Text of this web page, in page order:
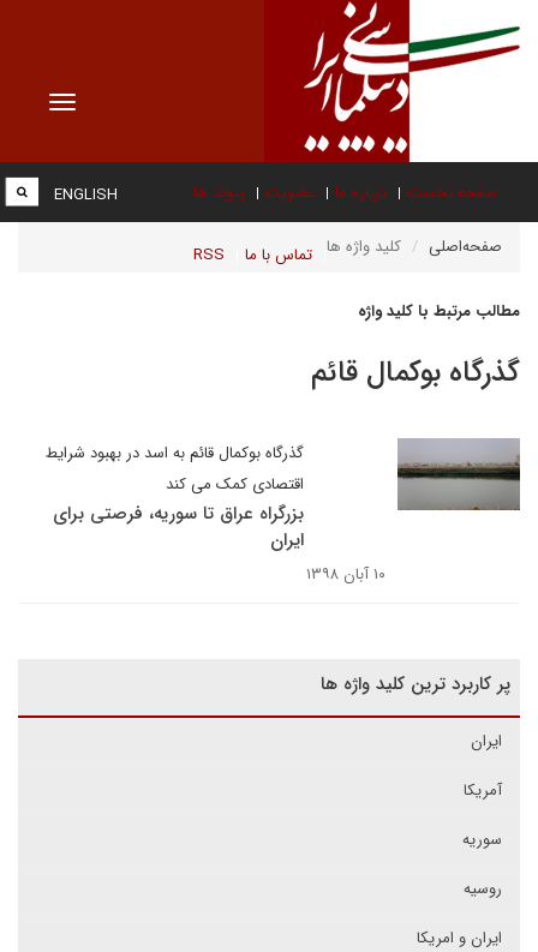
Toggle
صفحه نخست درباره ما عضویت پیوند ها
تماس با ما RSS
ENGLISH
صفحه‌اصلی کلید واژه ها
مطالب مرتبط با کلید واژه
گذرگاه بوکمال قائم
گذرگاه بوکمال قائم به اسد در بهبود شرایط
اقتصادی کمک می کند
بزرگراه عراق تا سوریه، فرصتی برای
ایران
۱۰ آبان ۱۳۹۸
پر کاربرد ترین کلید واژه ها
ایران
آمریکا
سوریه
روسیه
ایران و امریکا